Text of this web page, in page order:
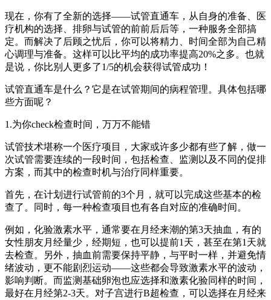
现在，你有了全新的选择——试管直通车，从自身的准备、医
疗机构的选择、排卵与试管的前前后后等，一种服务全部搞
定。而解决了后顾之忧后，你可以将精力、时间全部为自己精
心调理与准备。这样可以比平均的成功率提高20%之多。也就
是说，你比别人更多了1/5的机会获得试管成功！
试管直通车是什么？它是在试管期间的病程管理。具体包括哪
些方面呢？
1.为你check检查时间，万万不能错
试管技术堪称一个医疗项目，大家或许多少都有些了解，做一
次试管需要连续的一段时间，包括检查、监测以及不同的促排
方案，而其中的检查时机与治疗同样重要。
首先，在计划进行试管前的3个月，就可以完成这些基本的检
查了。同时，每一种检查项目也有各自对应的准确时间。
例如，化验激素水平，通常要在月经来潮的第3天抽血，有的
女性朋友月经量少，经期短，也可以提前1天，甚至在第1天就
去检查。另外，抽血前需要保持平静，与平时一样，并避免情
绪波动，更不能剧烈运动——这些都会导致激素水平的波动，
影响判断。而监测基础卵泡也应选择和激素化验同样的时间，
最好在月经第2-3天。对子宫进行B超检查，可以选择在月经来